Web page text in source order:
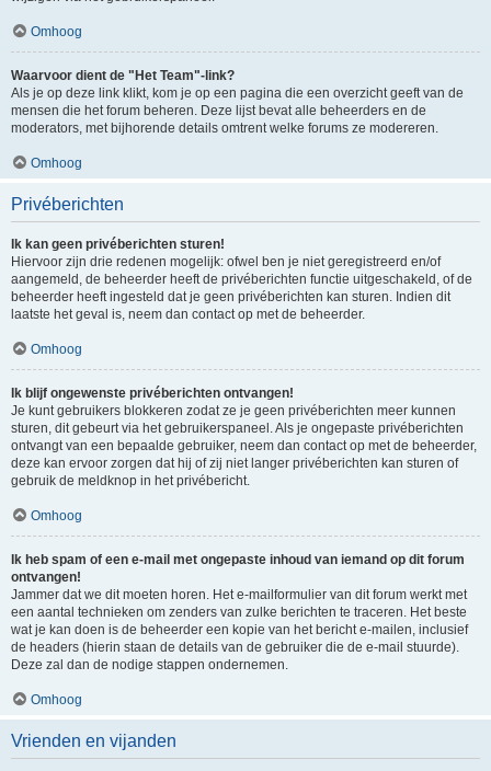
Omhoog
Waarvoor dient de "Het Team"-link?
Als je op deze link klikt, kom je op een pagina die een overzicht geeft van de
mensen die het forum beheren. Deze lijst bevat alle beheerders en de
moderators, met bijhorende details omtrent welke forums ze modereren.
Omhoog
Privéberichten
Ik kan geen privéberichten sturen!
Hiervoor zijn drie redenen mogelijk: ofwel ben je niet geregistreerd en/of
aangemeld, de beheerder heeft de privéberichten functie uitgeschakeld, of de
beheerder heeft ingesteld dat je geen privéberichten kan sturen. Indien dit
laatste het geval is, neem dan contact op met de beheerder.
Omhoog
Ik blijf ongewenste privéberichten ontvangen!
Je kunt gebruikers blokkeren zodat ze je geen privéberichten meer kunnen
sturen, dit gebeurt via het gebruikerspaneel. Als je ongepaste privéberichten
ontvangt van een bepaalde gebruiker, neem dan contact op met de beheerder,
deze kan ervoor zorgen dat hij of zij niet langer privéberichten kan sturen of
gebruik de meldknop in het privébericht.
Omhoog
Ik heb spam of een e-mail met ongepaste inhoud van iemand op dit forum
ontvangen!
Jammer dat we dit moeten horen. Het e-mailformulier van dit forum werkt met
een aantal technieken om zenders van zulke berichten te traceren. Het beste
wat je kan doen is de beheerder een kopie van het bericht e-mailen, inclusief
de headers (hierin staan de details van de gebruiker die de e-mail stuurde).
Deze zal dan de nodige stappen ondernemen.
Omhoog
Vrienden en vijanden